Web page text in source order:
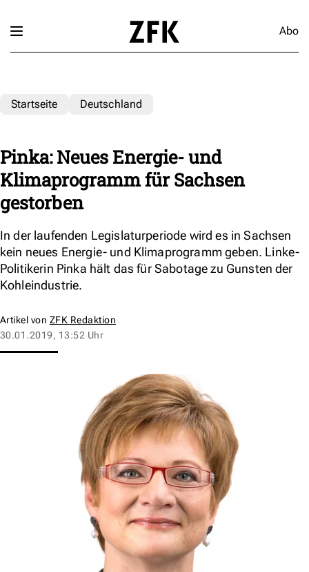
Abo
Startseite Deutschland
Pinka: Neues Energie- und
Klimaprogramm für Sachsen
gestorben
In der laufenden Legislaturperiode wird es in Sachsen
kein neues Energie- und Klimaprogramm geben. Linke-
Politikerin Pinka hält das für Sabotage zu Gunsten der
Kohleindustrie.
Artikel von ZFK Redaktion
30.01.2019, 13:52 Uhr